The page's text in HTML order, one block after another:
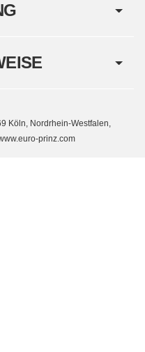
Köln, Nordrhein-Westfalen,
prinz.com